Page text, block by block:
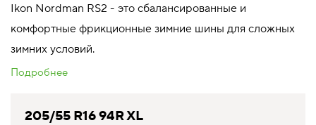
Ikon Nordman RS2 - это сбалансированные и
комфортные фрикционные зимние шины для сложных
зимних условий.
Подробнее
205/55 R16 94R XL